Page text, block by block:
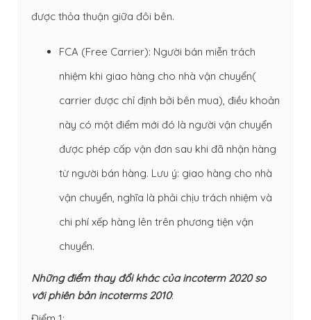
được thỏa thuận giữa đôi bên.
FCA (Free Carrier): Người bán miễn trách
nhiệm khi giao hàng cho nhà vận chuyển(
carrier được chỉ định bởi bên mua), điều khoản
này có một điểm mới đó là người vận chuyển
được phép cấp vận đơn sau khi đã nhận hàng
từ người bán hàng. Lưu ý: giao hàng cho nhà
vận chuyển, nghĩa là phải chịu trách nhiệm và
chi phí xếp hàng lên trên phương tiện vận
chuyển.
Những điểm thay đổi khác của incoterm 2020 so
với phiên bản incoterms 2010: